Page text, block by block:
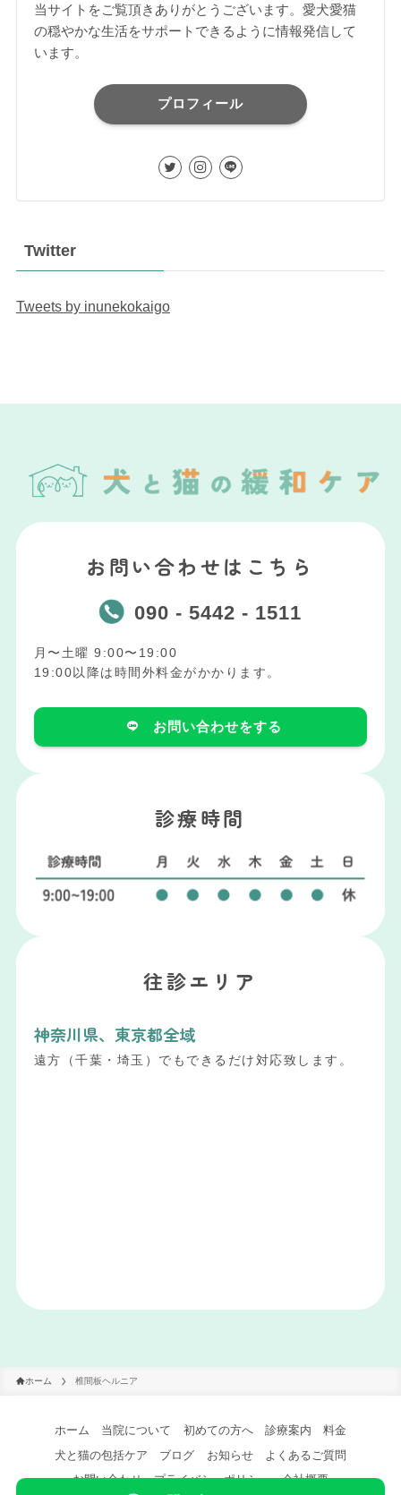
当サイトをご覧頂きありがとうございます。愛犬愛猫
の穏やかな生活をサポートできるように情報発信して
います。
プロフィール
Twitter
Tweets by inunekokaigo
お問い合わせはこちら
090 - 5442 - 1511
月〜土曜 9:00〜19:00
19:00以降は時間外料金がかかります。
お問い合わせをする
診療時間
往診エリア
神奈川県、東京都全域
遠方（千葉・埼玉）でもできるだけ対応致します。
ホーム 椎間板ヘルニア
ホーム 当院について 初めての方へ 診療案内
料金
犬と猫の包括ケア
ブログ お知らせ
よくあるご質問
お問い合わせ
プライバシーポリシー 会社概要